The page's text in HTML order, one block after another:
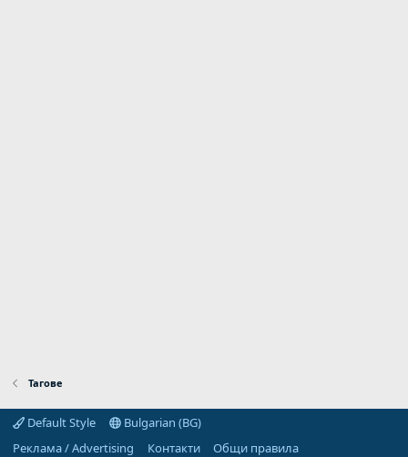
Тагове
Default Style
Bulgarian (BG)
Реклама / Advertising
Контакти
Общи правила